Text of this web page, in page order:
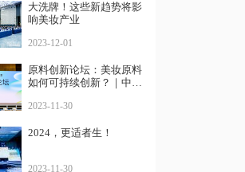
大洗牌！这些新趋势将影
响美妆产业
2023-12-01
原料创新论坛：美妆原料
如何可持续创新？｜中国
2023-11-30
2024，更适者生！
2023-11-30